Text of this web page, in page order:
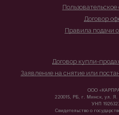
Договор
Правила подачи
Договор купли-
Заявление на снятие или
ООО
220015, РБ, г. Минск, ул. Я.
УНП
Свидетельство о